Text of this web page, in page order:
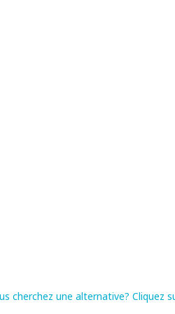
cherchez une alternative? Cliquez